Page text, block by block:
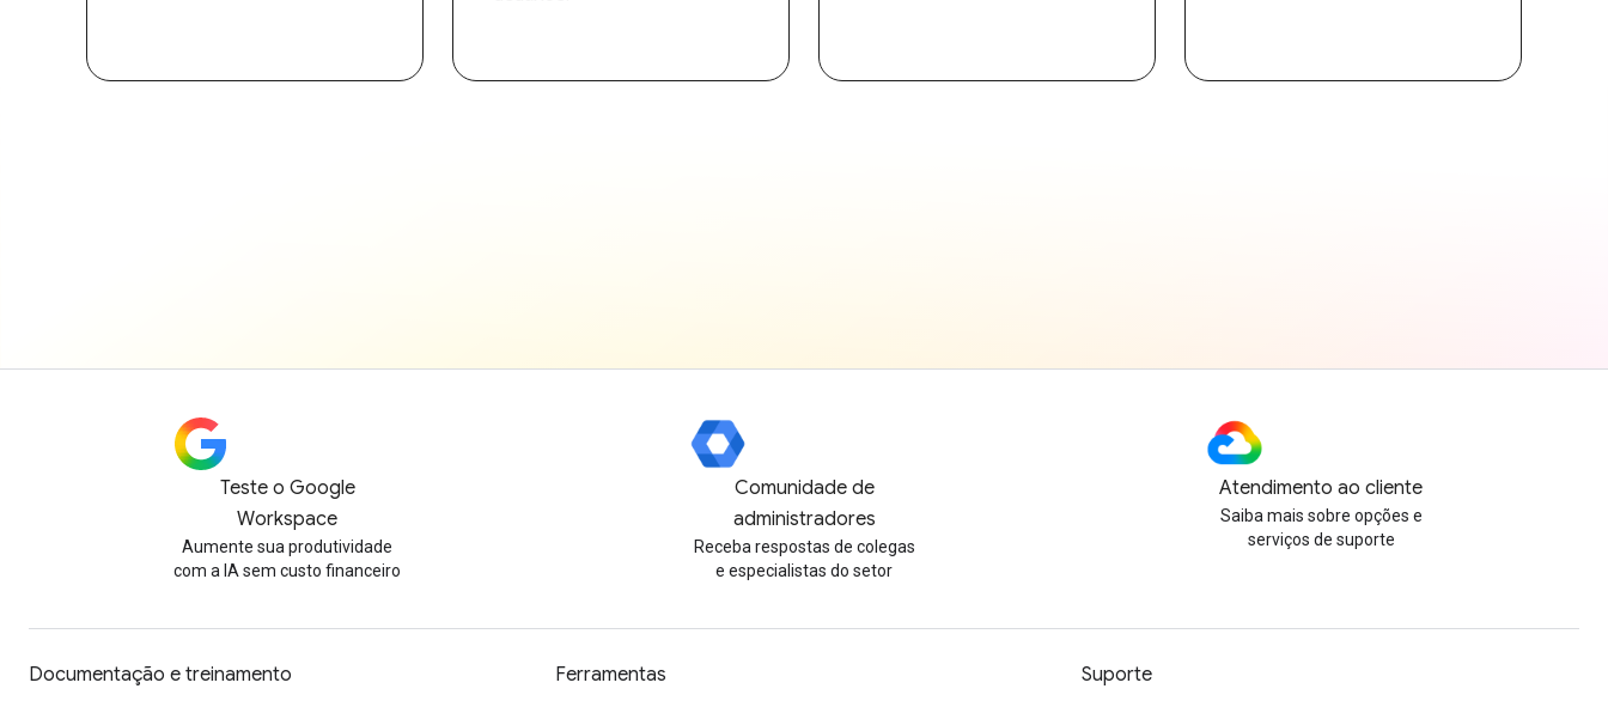
Teste o Google
Workspace
Aumente sua produtividade
com a IA sem custo financeiro
Comunidade de
administradores
Receba respostas de colegas
e especialistas do setor
Atendimento ao cliente
Saiba mais sobre opções e
serviços de suporte
Documentação e treinamento Ferramentas Suporte